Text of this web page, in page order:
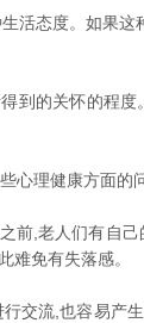
态度。如果这
到的关怀的程度
理健康方面的
,老人们有自
难免有失落感。
流,也容易产